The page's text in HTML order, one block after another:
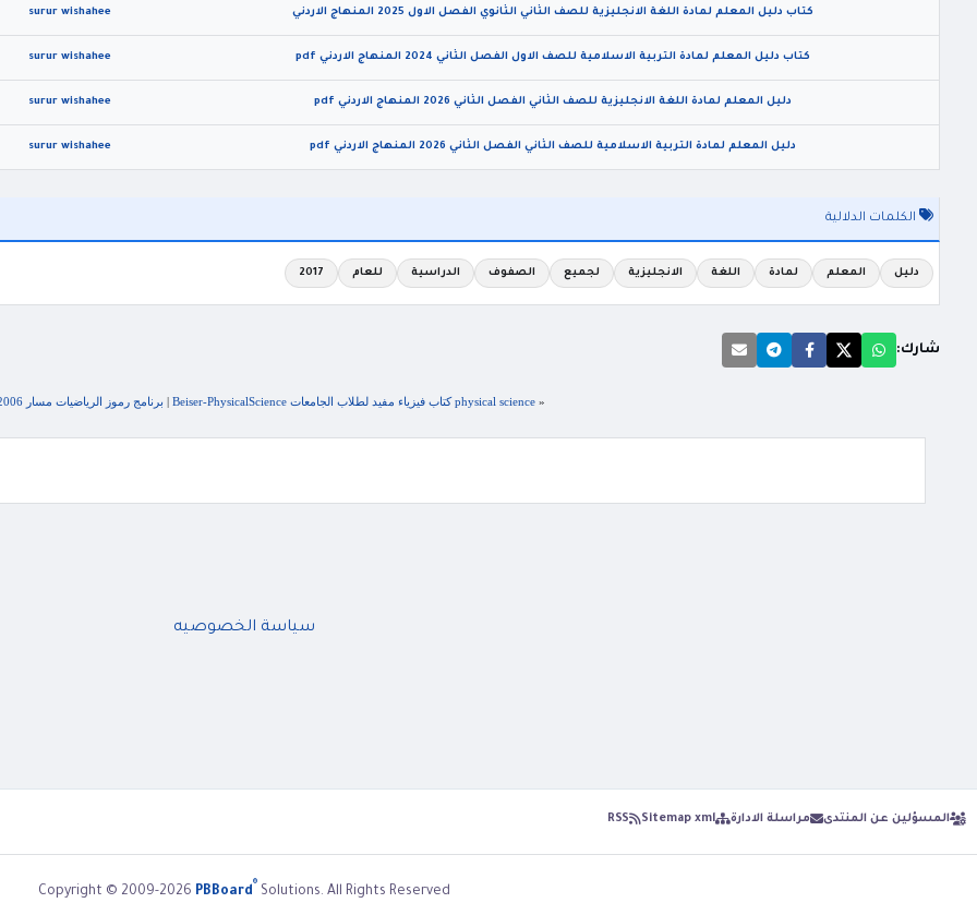
كتاب دليل المعلم لمادة اللغة الانجليزية للصف الثاني الثانوي الفصل الاول 2025 المنهاج الاردني surur wishahee
كتاب دليل المعلم لمادة التربية الاسلامية للصف الاول الفصل الثاني 2024 المنهاج الاردني pdf surur wishahee
دليل المعلم لمادة اللغة الانجليزية للصف الثاني الفصل الثاني 2026 المنهاج الاردني pdf surur wishahee
دليل المعلم لمادة التربية الاسلامية للصف الثاني الفصل الثاني 2026 المنهاج الاردني pdf surur wishahee
الكلمات الدلالية
دليل المعلم لمادة اللغة الانجليزية لجميع الصفوف الدراسية للعام 2017
شارك:
«physical science كتاب فيزياء مفيد لطلاب الجامعات Beiser-PhysicalScience | برنامج رموز الرياضيات مسار 2006 رياضيات
سياسة الخصوصيه
المسؤلين عن المنتدى مراسلة الادارة Sitemap xml
RSS
Copyright © 2009-2026 PBBoard® Solutions. All Rights Reserved